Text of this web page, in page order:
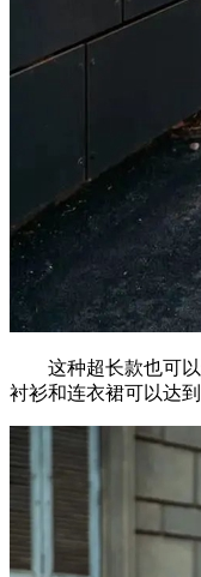
这种超长款也可以
衬衫和连衣裙可以达